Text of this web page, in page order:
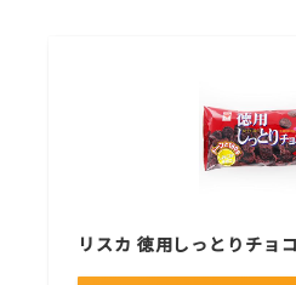
リスカ 徳用しっとりチ